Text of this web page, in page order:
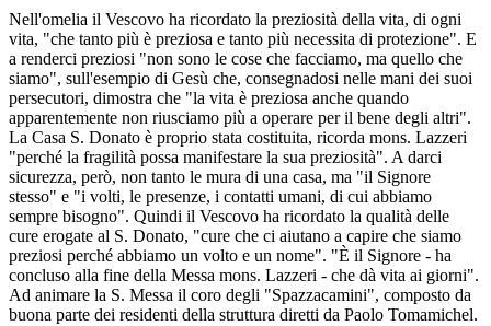
Nell'omelia il Vescovo ha ricordato la preziosità della vita, di ogni
vita, "che tanto più è preziosa e tanto più necessita di protezione". E
a renderci preziosi "non sono le cose che facciamo, ma quello che
siamo", sull'esempio di Gesù che, consegnadosi nelle mani dei suoi
persecutori, dimostra che "la vita è preziosa anche quando
apparentemente non riusciamo più a operare per il bene degli altri".
La Casa S. Donato è proprio stata costituita, ricorda mons. Lazzeri
"perché la fragilità possa manifestare la sua preziosità". A darci
sicurezza, però, non tanto le mura di una casa, ma "il Signore
stesso" e "i volti, le presenze, i contatti umani, di cui abbiamo
sempre bisogno". Quindi il Vescovo ha ricordato la qualità delle
cure erogate al S. Donato, "cure che ci aiutano a capire che siamo
preziosi perché abbiamo un volto e un nome". "È il Signore - ha
concluso alla fine della Messa mons. Lazzeri - che dà vita ai giorni".
Ad animare la S. Messa il coro degli "Spazzacamini", composto da
buona parte dei residenti della struttura diretti da Paolo Tomamichel.